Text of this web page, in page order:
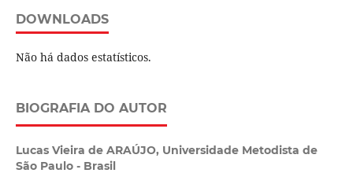
DOWNLOADS
Não há dados estatísticos.
BIOGRAFIA DO AUTOR
Lucas Vieira de ARAÚJO, Universidade Metodista de
São Paulo - Brasil